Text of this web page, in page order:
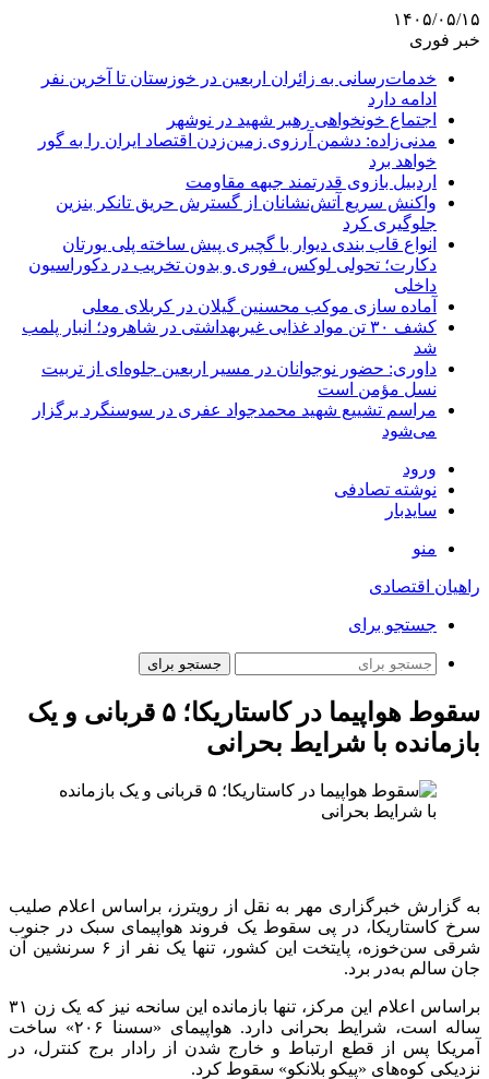
۱۴۰۵/۰۵/۱۵
خبر فوری
خدمات‌رسانی به زائران اربعین در خوزستان تا آخرین نفر
ادامه دارد
اجتماع خونخواهی رهبر شهید در نوشهر
مدنی‌زاده: دشمن آرزوی زمین‌زدن اقتصاد ایران را به گور
خواهد برد
اردبیل بازوی قدرتمند جبهه مقاومت
واکنش سریع آتش‌نشانان از گسترش حریق تانکر بنزین
جلوگیری کرد
انواع قاب بندی دیوار با گچبری پیش ساخته پلی یورتان
دکارت؛ تحولی لوکس، فوری و بدون تخریب در دکوراسیون
داخلی
آماده سازی موکب محسنین گیلان در کربلای معلی
کشف ۳۰ تن مواد غذایی غیربهداشتی در شاهرود؛ انبار پلمب
شد
داوری: حضور نوجوانان در مسیر اربعین جلوه‌ای از تربیت
نسل مؤمن است
مراسم تشییع شهید محمدجواد عفری در سوسنگرد برگزار
می‌شود
ورود
نوشته تصادفی
سایدبار
منو
راهیان اقتصادی
جستجو برای
جستجو برای
سقوط هواپیما در کاستاریکا؛ ۵ قربانی و یک
بازمانده با شرایط بحرانی
به گزارش خبرگزاری مهر به نقل از رویترز، براساس اعلام صلیب
سرخ کاستاریکا، در پی سقوط یک فروند هواپیمای سبک در جنوب
شرقی سن‌خوزه، پایتخت این کشور، تنها یک نفر از ۶ سرنشین آن
جان سالم به‌در برد.
براساس اعلام این مرکز، تنها بازمانده این سانحه نیز که یک زن ۳۱
ساله است، شرایط بحرانی دارد. هواپیمای «سسنا ۲۰۶» ساخت
آمریکا پس از قطع ارتباط و خارج شدن از رادار برج کنترل، در
نزدیکی کوه‌های «پیکو بلانکو» سقوط کرد.